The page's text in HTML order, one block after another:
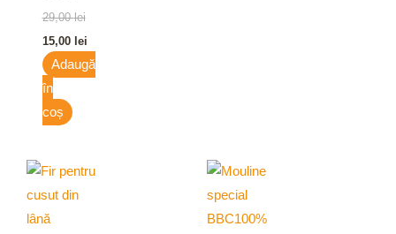
29,00lei
15,00 lei
Adaugă
în
coș